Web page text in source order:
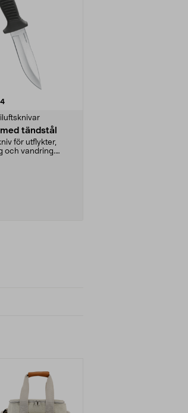
recensioner
tändstål
för utflykter,
och vandring.